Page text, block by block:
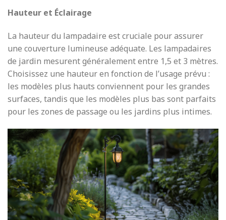
Hauteur et Éclairage
La hauteur du lampadaire est cruciale pour assurer
une couverture lumineuse adéquate. Les lampadaires
de jardin mesurent généralement entre 1,5 et 3 mètres.
Choisissez une hauteur en fonction de l’usage prévu :
les modèles plus hauts conviennent pour les grandes
surfaces, tandis que les modèles plus bas sont parfaits
pour les zones de passage ou les jardins plus intimes.